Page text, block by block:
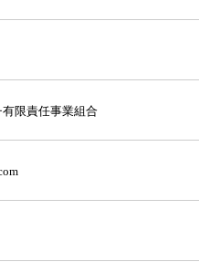
限責任事業組合